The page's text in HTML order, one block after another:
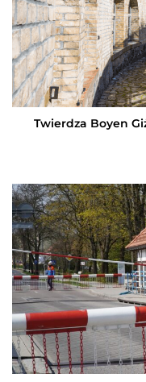
Twierdza Boyen